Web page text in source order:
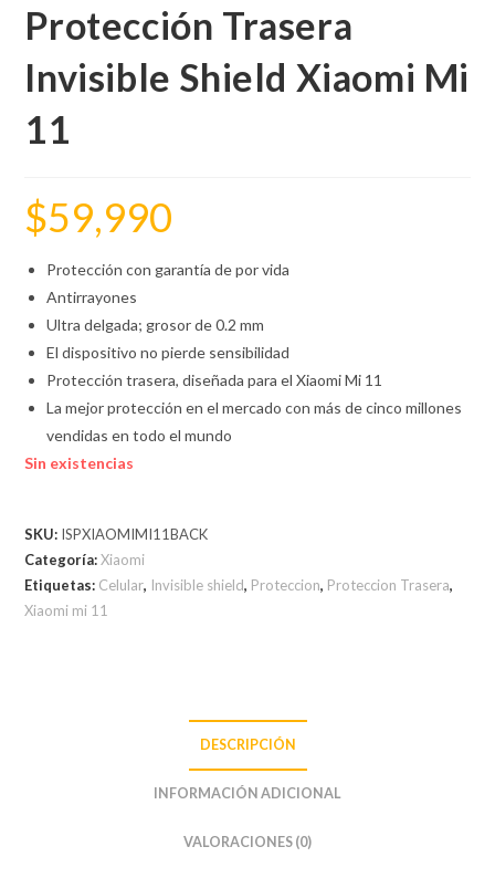
Protección Trasera
Invisible Shield Xiaomi Mi
11
$59,990
Protección con garantía de por vida
Antirrayones
Ultra delgada; grosor de 0.2 mm
El dispositivo no pierde sensibilidad
Protección trasera, diseñada para el Xiaomi Mi 11
La mejor protección en el mercado con más de cinco millones
vendidas en todo el mundo
Sin existencias
SKU: ISPXIAOMIMI11BACK
Categoría:Xiaomi
Etiquetas: Celular, Invisible shield, Proteccion, Proteccion Trasera,
Xiaomi mi 11
DESCRIPCIÓN
INFORMACIÓN ADICIONAL
VALORACIONES (0)